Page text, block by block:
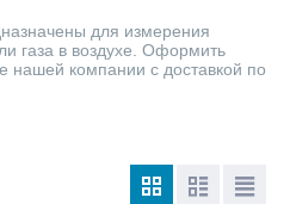
для измерения
газа в воздухе. Оформить
нашей компании с доставкой по